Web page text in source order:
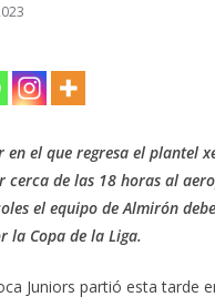
en el que regresa el plantel
de las 18 horas al
el equipo de Almirón
la Copa de la Liga.
Juniors partió esta tarde